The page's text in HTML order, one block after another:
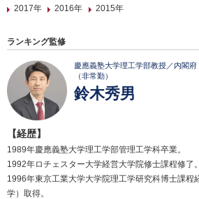
2017年
2016年 2015年
ランキング監修
慶應義塾大学理工学部教授／内閣
（非常勤）
鈴木秀男
【経歴】
1989年慶應義塾大学理工学部管理工学科卒業。
1992年ロチェスター大学経営大学院修士課程修了。
1996年東京工業大学大学院理工学研究科博士課程
学）取得。